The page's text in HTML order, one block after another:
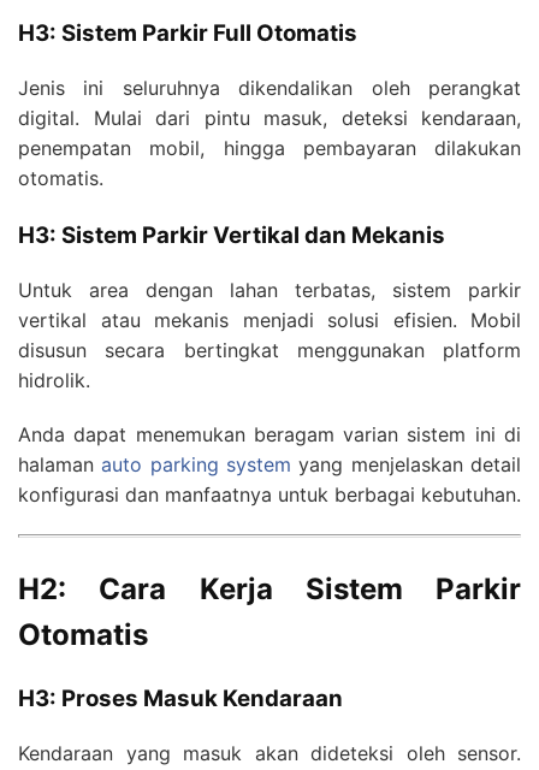
H3: Sistem Parkir Full Otomatis
Jenis ini seluruhnya dikendalikan oleh perangkat
digital. Mulai dari pintu masuk, deteksi kendaraan,
penempatan mobil, hingga pembayaran dilakukan
otomatis.
H3: Sistem Parkir Vertikal dan Mekanis
Untuk area dengan lahan terbatas, sistem parkir
vertikal atau mekanis menjadi solusi efisien. Mobil
disusun secara bertingkat menggunakan platform
hidrolik.
Anda dapat menemukan beragam varian sistem ini di
halamanauto parking system yang menjelaskan detail
konfigurasi dan manfaatnya untuk berbagai kebutuhan.
H2: Cara Kerja Sistem Parkir
Otomatis
H3: Proses Masuk Kendaraan
Kendaraan yang masuk akan dideteksi oleh sensor.